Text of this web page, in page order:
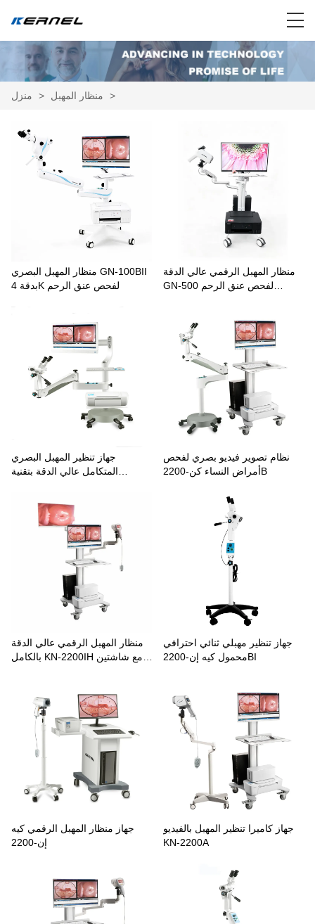
منزل > منظار المهبل >
منظار المهبل البصري GN-100BII
بدقة 4K لفحص عنق الرحم
منظار المهبل الرقمي عالي الدقة
GN-500 لفحص عنق الرحم
جهاز تنظير المهبل البصري
المتكامل عالي الدقة بتقنية
نظام تصوير فيديو بصري لفحص
أمراض النساء كن-2200B
منظار المهبل الرقمي عالي الدقة
بالكامل KN-2200IH مع شاشتين
جهاز تنظير مهبلي ثنائي احترافي
محمول كيه إن-2200BI
جهاز منظار المهبل الرقمي كيه
إن-2200
جهاز كاميرا تنظير المهبل بالفيديو
KN-2200A